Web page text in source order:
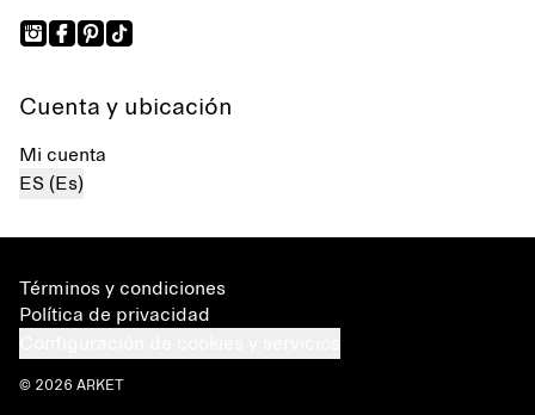
Cuenta y ubicación
Mi cuenta
ES (Es)
Términos y condiciones
Política de privacidad
© 2026 ARKET